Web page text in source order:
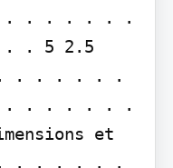
. . . . . . .
5 2.5
. . . . . . .
. . . . . .
et
. . . . . . .